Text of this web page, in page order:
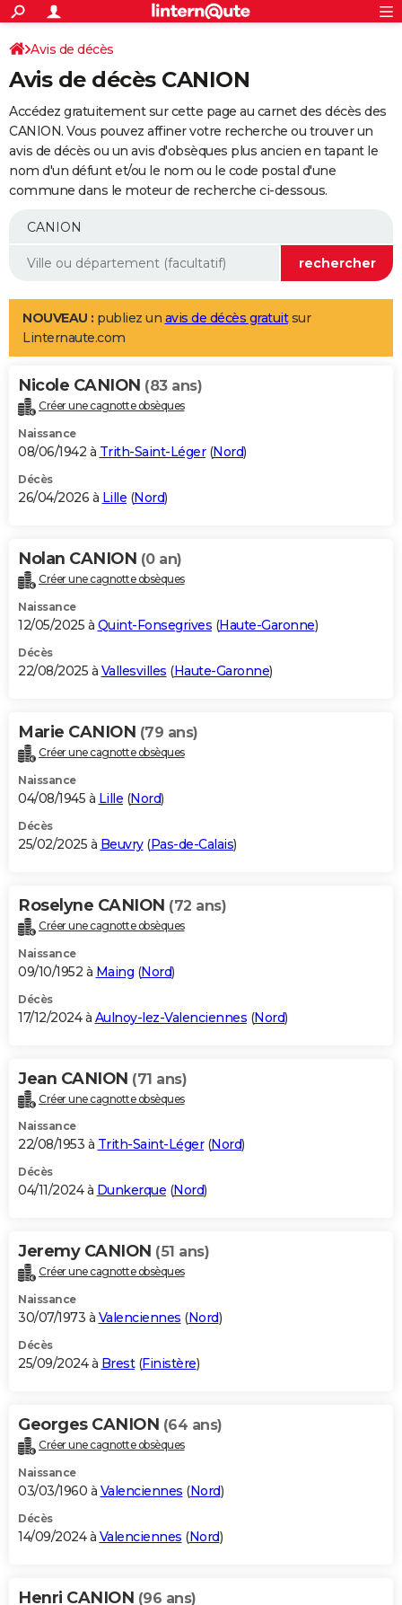
ACTUALITÉS
Politique
Société
Faits Divers
Education
Monde
Villes
+
SPORT
Coupe du monde 2026
Football
Tennis
Cyclisme
Rugby
Forum
Programme TV
TNT
Streaming
Cinéma
Sorties cinéma
Musique
+
FINANCE
Retraite
Epargne
Immobilier
Risques naturels par ville
Banque
Assurance
AUTO
Essais
Réserver un essai
Citadines
Berlines
SUV
Forum auto
+
Mobiles
Meilleur smartphone
Internet
Ordinateurs
Jeux vidéo
Guide high-tech
Aménagement intérieur
LIFESTYLE
Art de vivre
Bien-être
Loisirs
Mode
Modes de vie
Alimentation
Guide de la santé
Maladies
Médicaments
Sommeil
VOYAGE
Destinations
City break
Voyage nature
Voyage de noces
Forum
Climat
+PHOTO
GUIDES D'ACHAT
BONS PLANS
Carte de Noël
Carte Bonne année
Carte Saint-Valentin
Carte Pâques
Carte d'anniversaire
DICTIONNAIRE
Dictionnaire
Biographies
Citations
Expressions
Proverbes
PROGRAMME TV
S'inscrire
Se connecter
Lycées
Collèges
Primaires
Universités
Entreprises
Service militaire
Avis de recherche
AVIS DE DÉCÈS
Bricolage
Lifestyle
Culture
Sport
Auto
Television
Voyage
Cinema
Avis de décès
Avis de décès CANION
Accédez gratuitement sur cette page au carnet des décès des
CANION. Vous pouvez affiner votre recherche ou trouver un
avis de décès ou un avis d'obsèques plus ancien en tapant le
nom d'un défunt et/ou le nom ou le code postal d'une
commune dans le moteur de recherche ci-dessous.
NOUVEAU : publiez un avis de décès gratuitsur
Linternaute.com
Nicole CANION (83 ans)
Créer une cagnotte obsèques
Naissance
08/06/1942 à Trith-Saint-Léger(Nord)
Décès
26/04/2026 à Lille (Nord)
Nolan CANION (0 an)
Créer une cagnotte obsèques
Naissance
12/05/2025 à Quint-Fonsegrives (Haute-Garonne)
Décès
22/08/2025 à Vallesvilles (Haute-Garonne)
Marie CANION (79 ans)
Créer une cagnotte obsèques
Naissance
04/08/1945 à Lille (Nord)
Décès
25/02/2025 à Beuvry(Pas-de-Calais)
Roselyne CANION (72 ans)
Créer une cagnotte obsèques
Naissance
09/10/1952 à Maing (Nord)
Décès
17/12/2024 à Aulnoy-lez-Valenciennes (Nord)
Jean CANION (71 ans)
Créer une cagnotte obsèques
Naissance
22/08/1953 à Trith-Saint-Léger(Nord)
Décès
04/11/2024 à Dunkerque (Nord)
Jeremy CANION (51 ans)
Créer une cagnotte obsèques
Naissance
30/07/1973 à Valenciennes (Nord)
Décès
25/09/2024 à Brest(Finistère)
Georges CANION (64 ans)
Créer une cagnotte obsèques
Naissance
03/03/1960 à Valenciennes (Nord)
Décès
14/09/2024 à Valenciennes (Nord)
Henri CANION (96 ans)